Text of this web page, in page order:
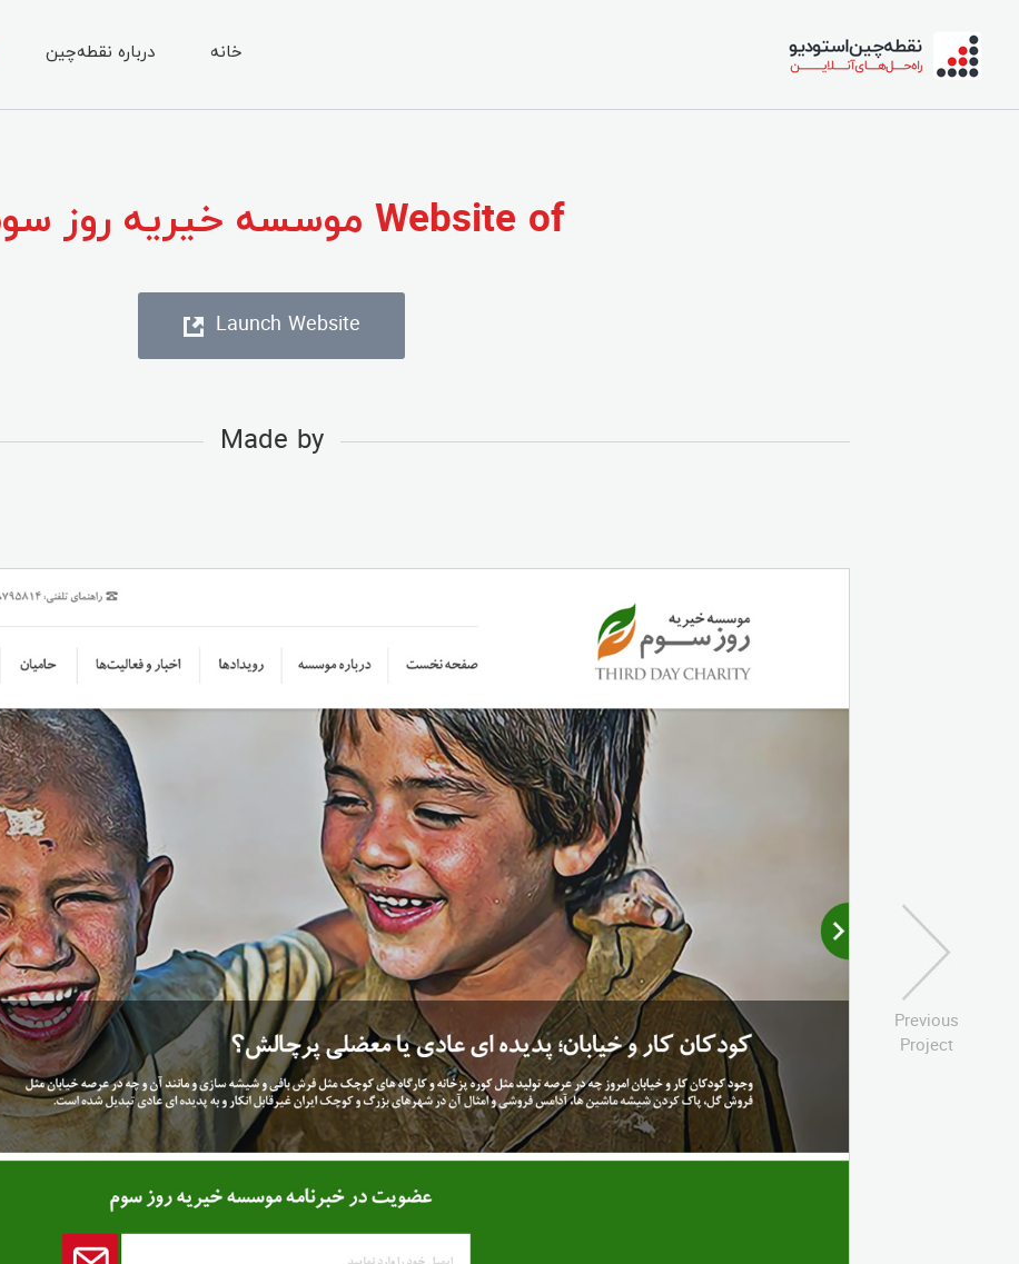
خانه درباره نقطه‌چین
Website of موسسه خیریه روز سوم
Launch Website
Made by
Previous
Project